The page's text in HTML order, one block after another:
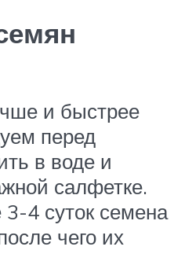
и быстрее
перед
в воде и
салфетке.
4 суток семена
чего их